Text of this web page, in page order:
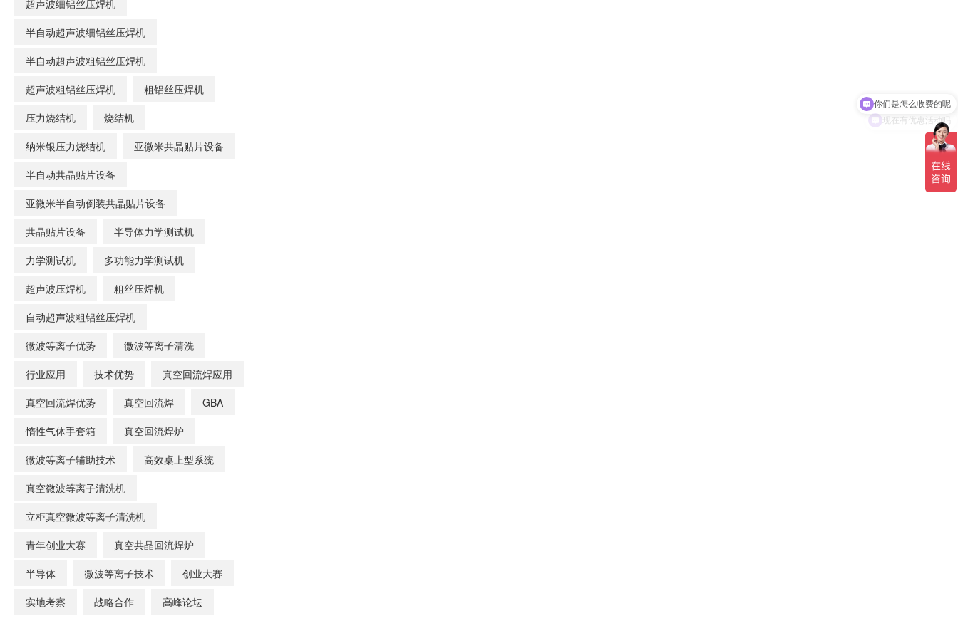
超声波细铝丝压焊机
半自动超声波细铝丝压焊机
半自动超声波粗铝丝压焊机
超声波粗铝丝压焊机
粗铝丝压焊机
压力烧结机
烧结机
纳米银压力烧结机
亚微米共晶贴片设备
半自动共晶贴片设备
亚微米半自动倒装共晶贴片设备
共晶贴片设备
半导体力学测试机
力学测试机
多功能力学测试机
超声波压焊机
粗丝压焊机
自动超声波粗铝丝压焊机
微波等离子优势
微波等离子清洗
行业应用
技术优势
真空回流焊应用
真空回流焊优势
真空回流焊
GBA
惰性气体手套箱
真空回流焊炉
微波等离子辅助技术
高效桌上型系统
真空微波等离子清洗机
立柜真空微波等离子清洗机
青年创业大赛
真空共晶回流焊炉
半导体
微波等离子技术
创业大赛
实地考察
战略合作 高峰论坛
现在有优惠活动吗